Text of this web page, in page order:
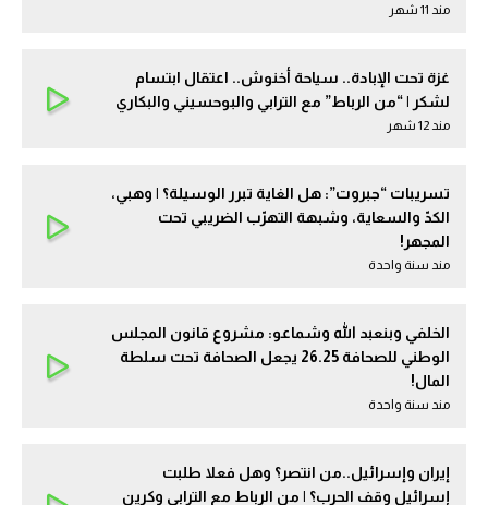
مند 11 شهر
غزة تحت الإبادة.. سياحة أخنوش.. اعتقال ابتسام
لشكر | “من الرباط” مع الترابي والبوحسيني والبكاري
مند 12 شهر
تسريبات “جبروت”: هل الغاية تبرر الوسيلة؟ | وهبي،
الكدّ والسعاية، وشبهة التهرّب الضريبي تحت
المجهر!
مند سنة واحدة
الخلفي وبنعبد الله وشماعو: مشروع قانون المجلس
الوطني للصحافة 26.25 يجعل الصحافة تحت سلطة
المال!
مند سنة واحدة
إيران وإسرائيل..من انتصر؟ وهل فعلا طلبت
إسرائيل وقف الحرب؟ | من الرباط مع الترابي وكرين